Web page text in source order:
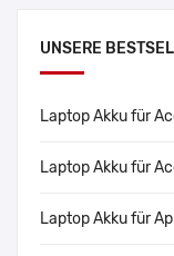
UNSERE
Laptop Akku für
Laptop Akku für
Laptop Akku für